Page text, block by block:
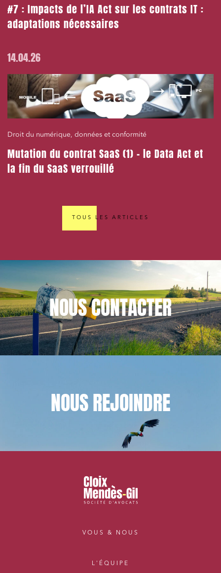
#7 : Impacts de l’IA Act sur les contrats IT :
adaptations nécessaires
14.04.26
Droit du numérique, données et conformité
Mutation du contrat SaaS (1) – le Data Act et
la fin du SaaS verrouillé
TOUS LES ARTICLES
NOUSCONTACTER
NOUSREJOINDRE
VOUS & NOUS
L'ÉQUIPE